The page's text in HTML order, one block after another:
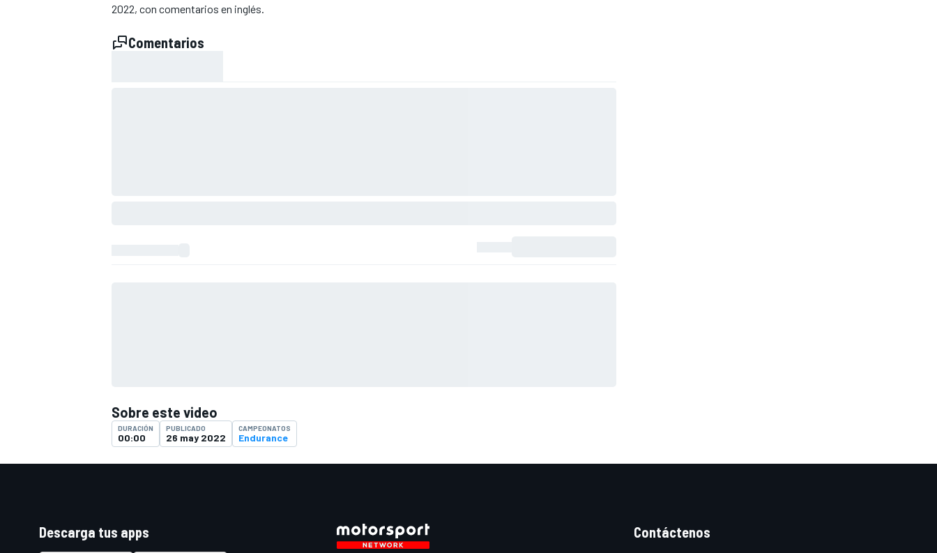
NASCAR CUP
WRC
2022, con comentarios en inglés.
Comentarios
Sobre este video
DURACIÓN
00:00
PUBLICADO
26 may 2022
CAMPEONATOS
Endurance
Descarga tus apps Contáctenos